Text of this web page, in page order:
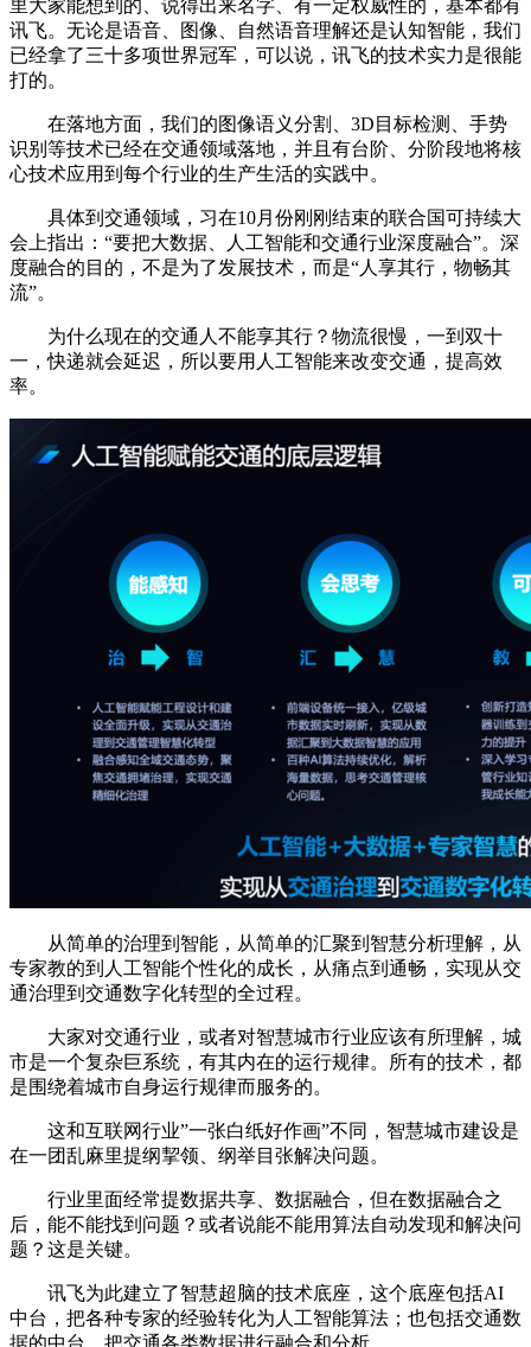
里大家能想到的、说得出来名字、有一定权威性的，基本都有
讯飞。无论是语音、图像、自然语音理解还是认知智能，我们
已经拿了三十多项世界冠军，可以说，讯飞的技术实力是很能
打的。
在落地方面，我们的图像语义分割、3D目标检测、手势
识别等技术已经在交通领域落地，并且有台阶、分阶段地将核
心技术应用到每个行业的生产生活的实践中。
具体到交通领域，习在10月份刚刚结束的联合国可持续大
会上指出：“要把大数据、人工智能和交通行业深度融合”。深
度融合的目的，不是为了发展技术，而是“人享其行，物畅其
流”。
为什么现在的交通人不能享其行？物流很慢，一到双十
一，快递就会延迟，所以要用人工智能来改变交通，提高效
率。
从简单的治理到智能，从简单的汇聚到智慧分析理解，从
专家教的到人工智能个性化的成长，从痛点到通畅，实现从交
通治理到交通数字化转型的全过程。
大家对交通行业，或者对智慧城市行业应该有所理解，城
市是一个复杂巨系统，有其内在的运行规律。所有的技术，都
是围绕着城市自身运行规律而服务的。
这和互联网行业”一张白纸好作画”不同，智慧城市建设是
在一团乱麻里提纲挈领、纲举目张解决问题。
行业里面经常提数据共享、数据融合，但在数据融合之
后，能不能找到问题？或者说能不能用算法自动发现和解决问
题？这是关键。
讯飞为此建立了智慧超脑的技术底座，这个底座包括AI
中台，把各种专家的经验转化为人工智能算法；也包括交通数
据的中台，把交通各类数据进行融合和分析。